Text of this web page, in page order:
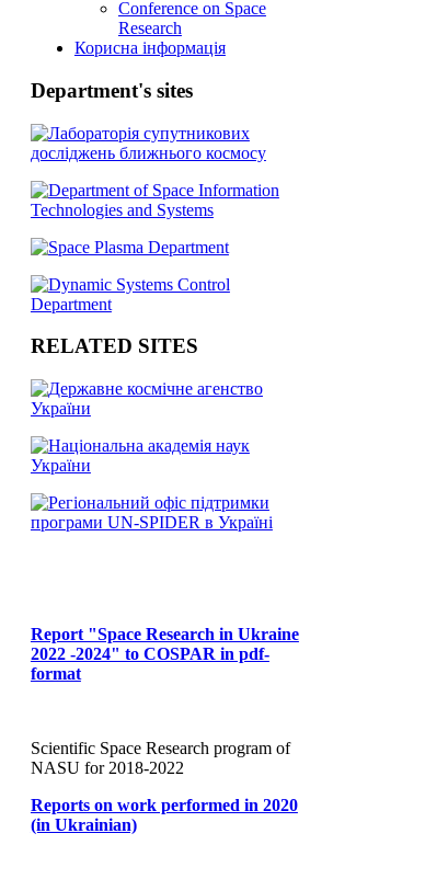
Conference on Space
Research
Корисна інформація
Department's sites
RELATED SITES
Report "Space Research in Ukraine
2022 -2024" to COSPAR in pdf-
format
Scientific Space Research program of
NASU for 2018-2022
Reports on work performed in 2020
(in Ukrainian)